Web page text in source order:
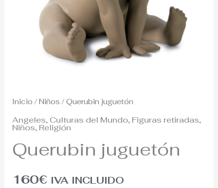
Inicio /Niños / Querubin juguetón
Angeles, Culturas del Mundo, Figuras retiradas,
Niños, Religión
Querubin juguetón
160€ IVA INCLUIDO